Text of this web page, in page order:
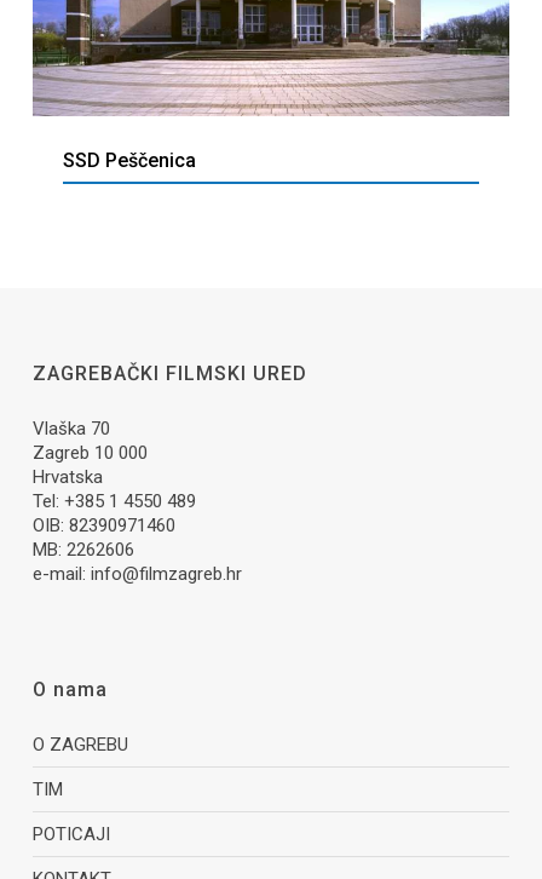
SSD Peščenica
ZAGREBAČKI FILMSKI URED
Vlaška 70
Zagreb 10 000
Hrvatska
Tel: +385 1 4550 489
OIB: 82390971460
MB: 2262606
e-mail: info@filmzagreb.hr
O nama
O ZAGREBU
TIM
POTICAJI